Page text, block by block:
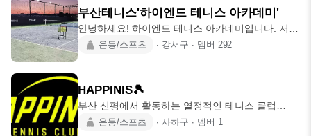
니다.) 문의전화:010-9094-2777 우리 클럽에 가입
해주셔서 감사합니다. 우리는 초보자의 회원들을 모
집하고 있습니다. 🎾테니스프로 지도가 지도하는 단
체 그룹 연습 🎾초보자 모임들과의 테니스 교류전
스 🎾부산
부산테니스'하이엔드 테니스 아카데미'
안녕하세요! 하이엔드 테니스 아카데미입니다. 저희
는 서부산본점(실외2면) 동부산점(실내풀코트1면)
부산본점 : 강서구 강동신덕 1길 6 동부산점 : 정관
읍 달산리 936-1 1)하이엔드 테린이클럽 [월회비] 저
희는 회원님들(레슨생) 대상으로 매주 일요일 <프로
2분 동행> 하이엔드테린이클럽을 운영중입니다!
운동/스포츠 ∙ 강서구 ∙ 멤버 292
HAPPINIS🎾
부산 신평에서 활동하는 열정적인 테니스 클럽
'HAPPINIS'입니다! 저희 클럽은 평균 구력 2~3년 내
운동/스포츠 ∙ 사하구 ∙ 멤버 1